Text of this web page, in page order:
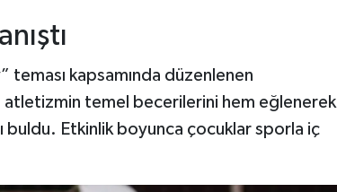
kapsamında düzenlenen
atletizmin temel becerilerini hem eğlenerek
buldu. Etkinlik boyunca çocuklar sporla iç